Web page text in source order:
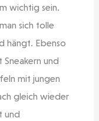
wichtig sein.
sich tolle
hängt. Ebenso
und
mit jungen
gleich wieder
und